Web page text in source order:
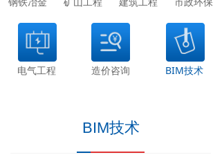
电气工程 造价咨询 BIM技术
BIM技术